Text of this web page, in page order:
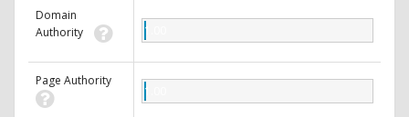
Domain
Authority
1.00
Page Authority
1.00